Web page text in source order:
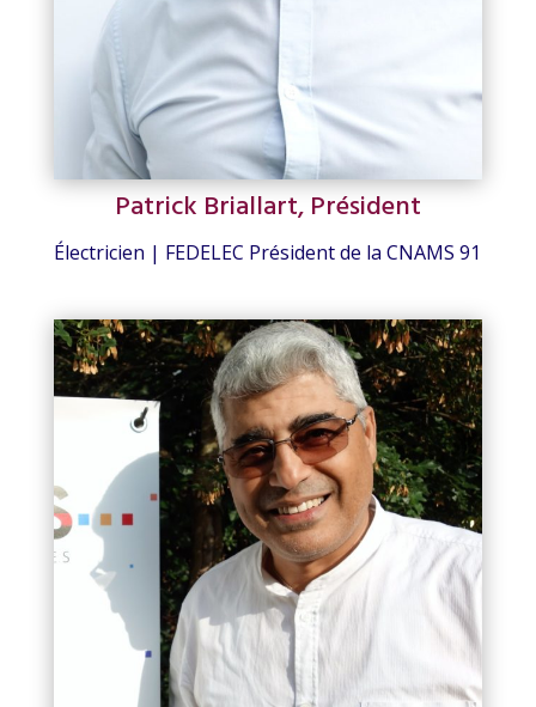
Patrick Briallart, Président
Électricien | FEDELEC Président de la CNAMS 91